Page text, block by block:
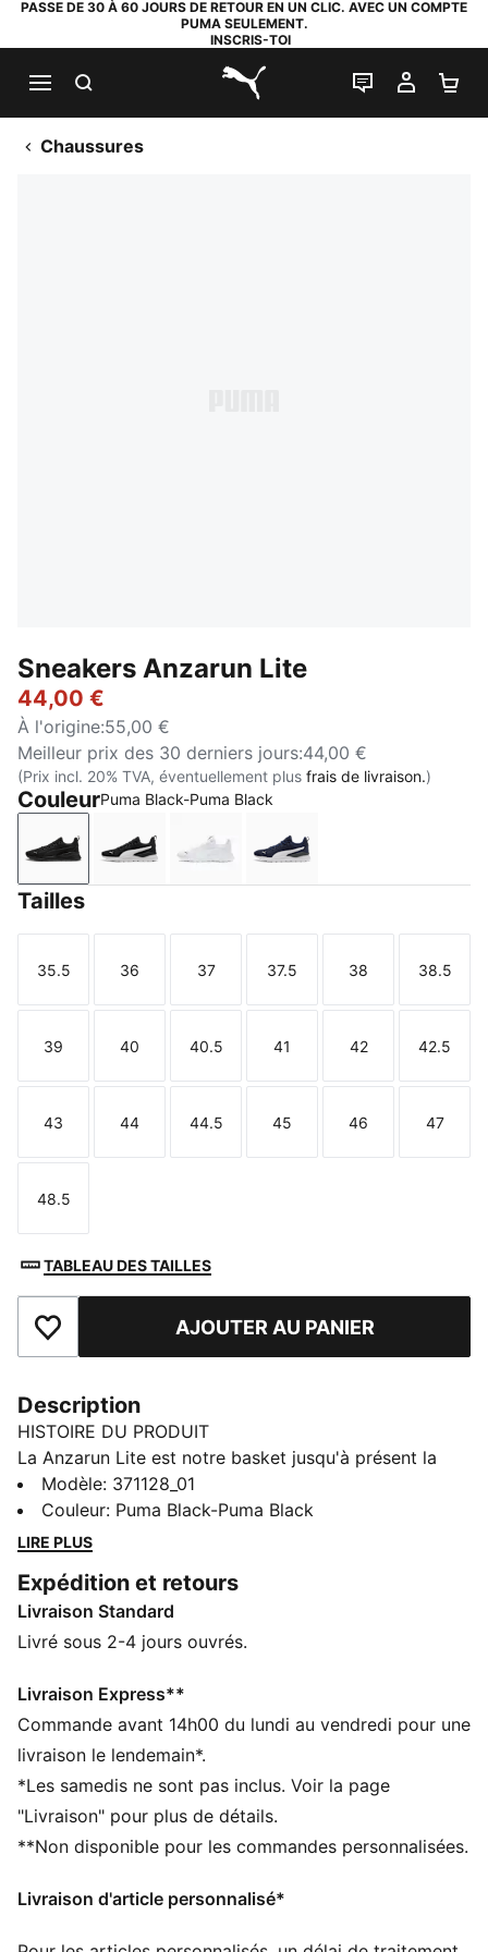
PASSE DE 30 À 60 JOURS DE RETOUR EN UN CLIC. AVEC UN COMPTE
PUMA SEULEMENT.
INSCRIS-TOI
PUMA.com
LIVE CHAT
MON
Chaussures
Sneakers Anzarun Lite
44,00 €
À l'origine:55,00 €
Meilleur prix des 30 derniers jours:44,00 €
(Prix incl. 20% TVA, éventuellement plus frais de livraison.)
CouleurPuma Black-Puma Black
Puma Black-Puma Black
Puma Black-Puma White
Puma White-Puma White
Peacoat-Puma White
Tailles
Taille
35.5
Taille
36
Taille
37
Taille
37.5
Taille
38
Taille
38.5
Taille
39
Taille
40
Taille
40.5
Taille
41
Taille
42
Taille
42.5
Taille
43
Taille
44
Taille
44.5
Taille
45
Taille
46
Taille
47
Taille
48.5
TABLEAU DES TAILLES
Ajouter aux favorisAJOUTER AU PANIER
Description
HISTOIRE DU PRODUIT
La Anzarun Lite est notre basket jusqu'à présent la
plus raffinée avec un style frais pour chaque occasion.
Équipée d'une matière supérieure en filet à ADN
Anzarun aéré, d'une semelle intérieure confortable
chaussure brille dans chaque situation.
CARACTÉRISTIQUES + AVANTAGES
SoftFoam+ : la semelle intérieure souple et innovatrice
premier au dernier pas
CARACTÉRISTIQUES + AVANTAGES
DÉTAILS
Matière supérieure en filet d'ADN Anzarun
Semelle intermédiaire EVA pour le confort
Semelle extérieure en caoutchouc adhérente
chaussure
Modèle: 371128_01
Couleur: Puma Black-Puma Black
LIRE PLUS
Expédition et retours
Livraison Standard
Livré sous 2-4 jours ouvrés.
Livraison Express**
Commande avant 14h00 du lundi au vendredi pour une
livraison le lendemain*.
*Les samedis ne sont pas inclus. Voir la page
"Livraison" pour plus de détails.
**Non disponible pour les commandes personnalisées.
Livraison d'article personnalisé*